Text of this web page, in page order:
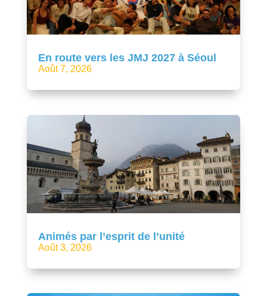
En route vers les JMJ 2027 à Séoul
Août 7, 2026
Animés par l’esprit de l’unité
Août 3, 2026